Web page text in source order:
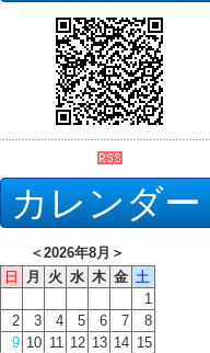
カレンダー
＜2026年8月 ＞
日
月 火 水 木 金 土
1
2
3 4 5 6 7
8
9 10 11 12 13 14 15